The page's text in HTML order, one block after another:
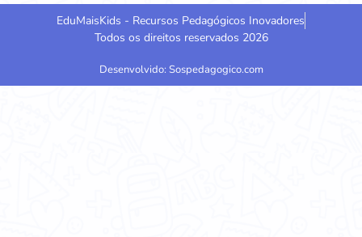
EduMaisKids - Recursos Pedagógicos Inovadores
Todos os direitos reservados 2026
Desenvolvido: Sospedagogico.com